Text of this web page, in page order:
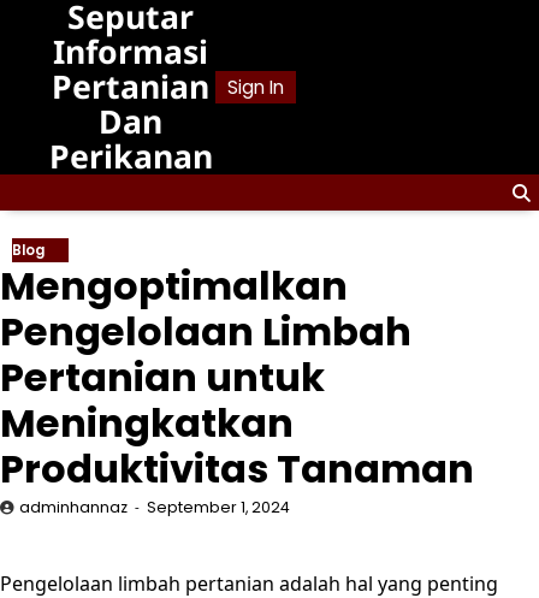
content
Seputar
Informasi
Pertanian
Dan
Perikanan
Sign In
Blog
Mengoptimalkan
Pengelolaan Limbah
Pertanian untuk
Meningkatkan
Produktivitas Tanaman
adminhannaz September 1, 2024
Pengelolaan limbah pertanian adalah hal yang penting